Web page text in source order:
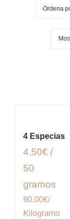
Ordena
4 Especias
4,50€ /
50
gramos
90.00€/
Kilogramo